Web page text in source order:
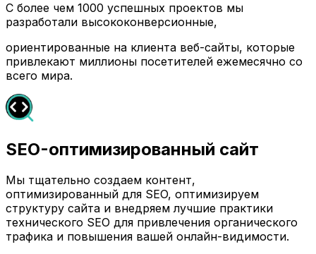
С более чем 1000 успешных проектов мы
разработали высококонверсионные,
ориентированные на клиента веб-сайты, которые
привлекают миллионы посетителей ежемесячно со
всего мира.
SEO-оптимизированный сайт
Мы тщательно создаем контент,
оптимизированный для SEO, оптимизируем
структуру сайта и внедряем лучшие практики
технического SEO для привлечения органического
трафика и повышения вашей онлайн-видимости.